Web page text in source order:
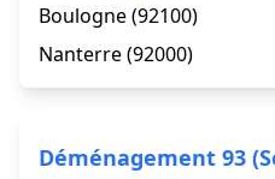
Boulogne (92100)
Nanterre (92000)
Déménagement 93